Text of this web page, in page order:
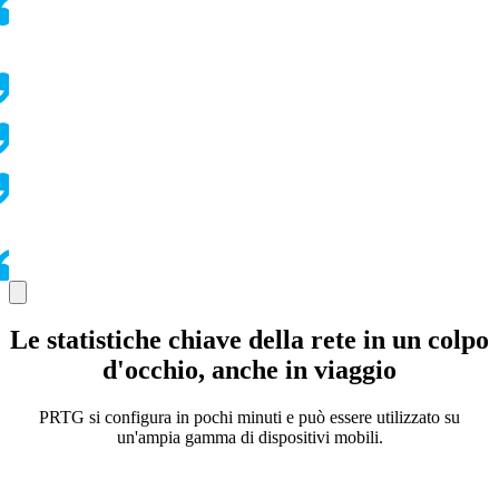
Le statistiche chiave della rete in un colpo
d'occhio, anche in viaggio
PRTG si configura in pochi minuti e può essere utilizzato su
un'ampia gamma di dispositivi mobili.